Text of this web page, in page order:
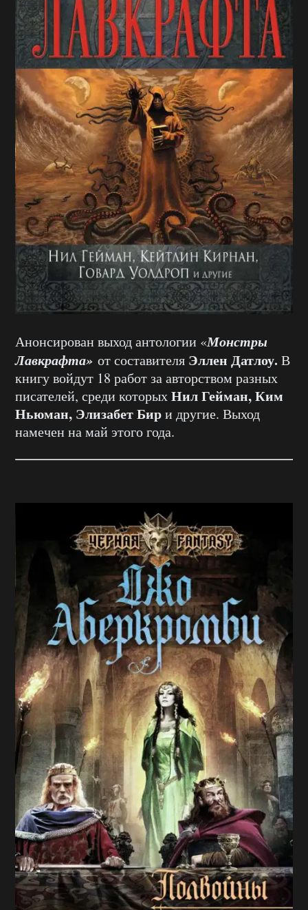
Анонсирован выход антологии «Монстры
Лавкрафта» от составителя Эллен Датлоу. В
книгу войдут 18 работ за авторством разных
писателей, среди которыхНил Гейман, Ким
Ньюман, Элизабет Бири другие. Выход
намечен на май этого года.